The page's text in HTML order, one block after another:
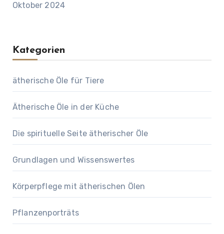
Oktober 2024
Kategorien
ätherische Öle für Tiere
Ätherische Öle in der Küche
Die spirituelle Seite ätherischer Öle
Grundlagen und Wissenswertes
Körperpflege mit ätherischen Ölen
Pflanzenporträts